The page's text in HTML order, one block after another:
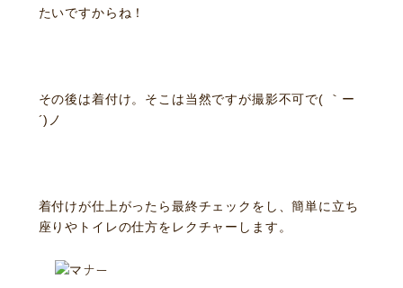
たいですからね！
その後は着付け。そこは当然ですが撮影不可で( ｀ー
´)ノ
着付けが仕上がったら最終チェックをし、簡単に立ち
座りやトイレの仕方をレクチャーします。